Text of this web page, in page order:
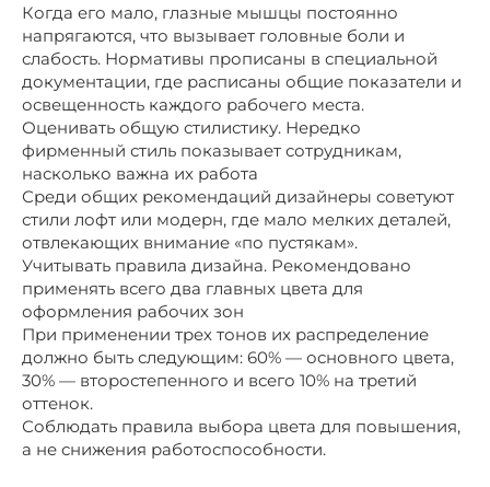
Когда его мало, глазные мышцы постоянно
напрягаются, что вызывает головные боли и
слабость. Нормативы прописаны в специальной
документации, где расписаны общие показатели и
освещенность каждого рабочего места.
Оценивать общую стилистику. Нередко
фирменный стиль показывает сотрудникам,
насколько важна их работа
Среди общих рекомендаций дизайнеры советуют
стили лофт или модерн, где мало мелких деталей,
отвлекающих внимание «по пустякам».
Учитывать правила дизайна. Рекомендовано
применять всего два главных цвета для
оформления рабочих зон
При применении трех тонов их распределение
должно быть следующим: 60% — основного цвета,
30% — второстепенного и всего 10% на третий
оттенок.
Соблюдать правила выбора цвета для повышения,
а не снижения работоспособности.